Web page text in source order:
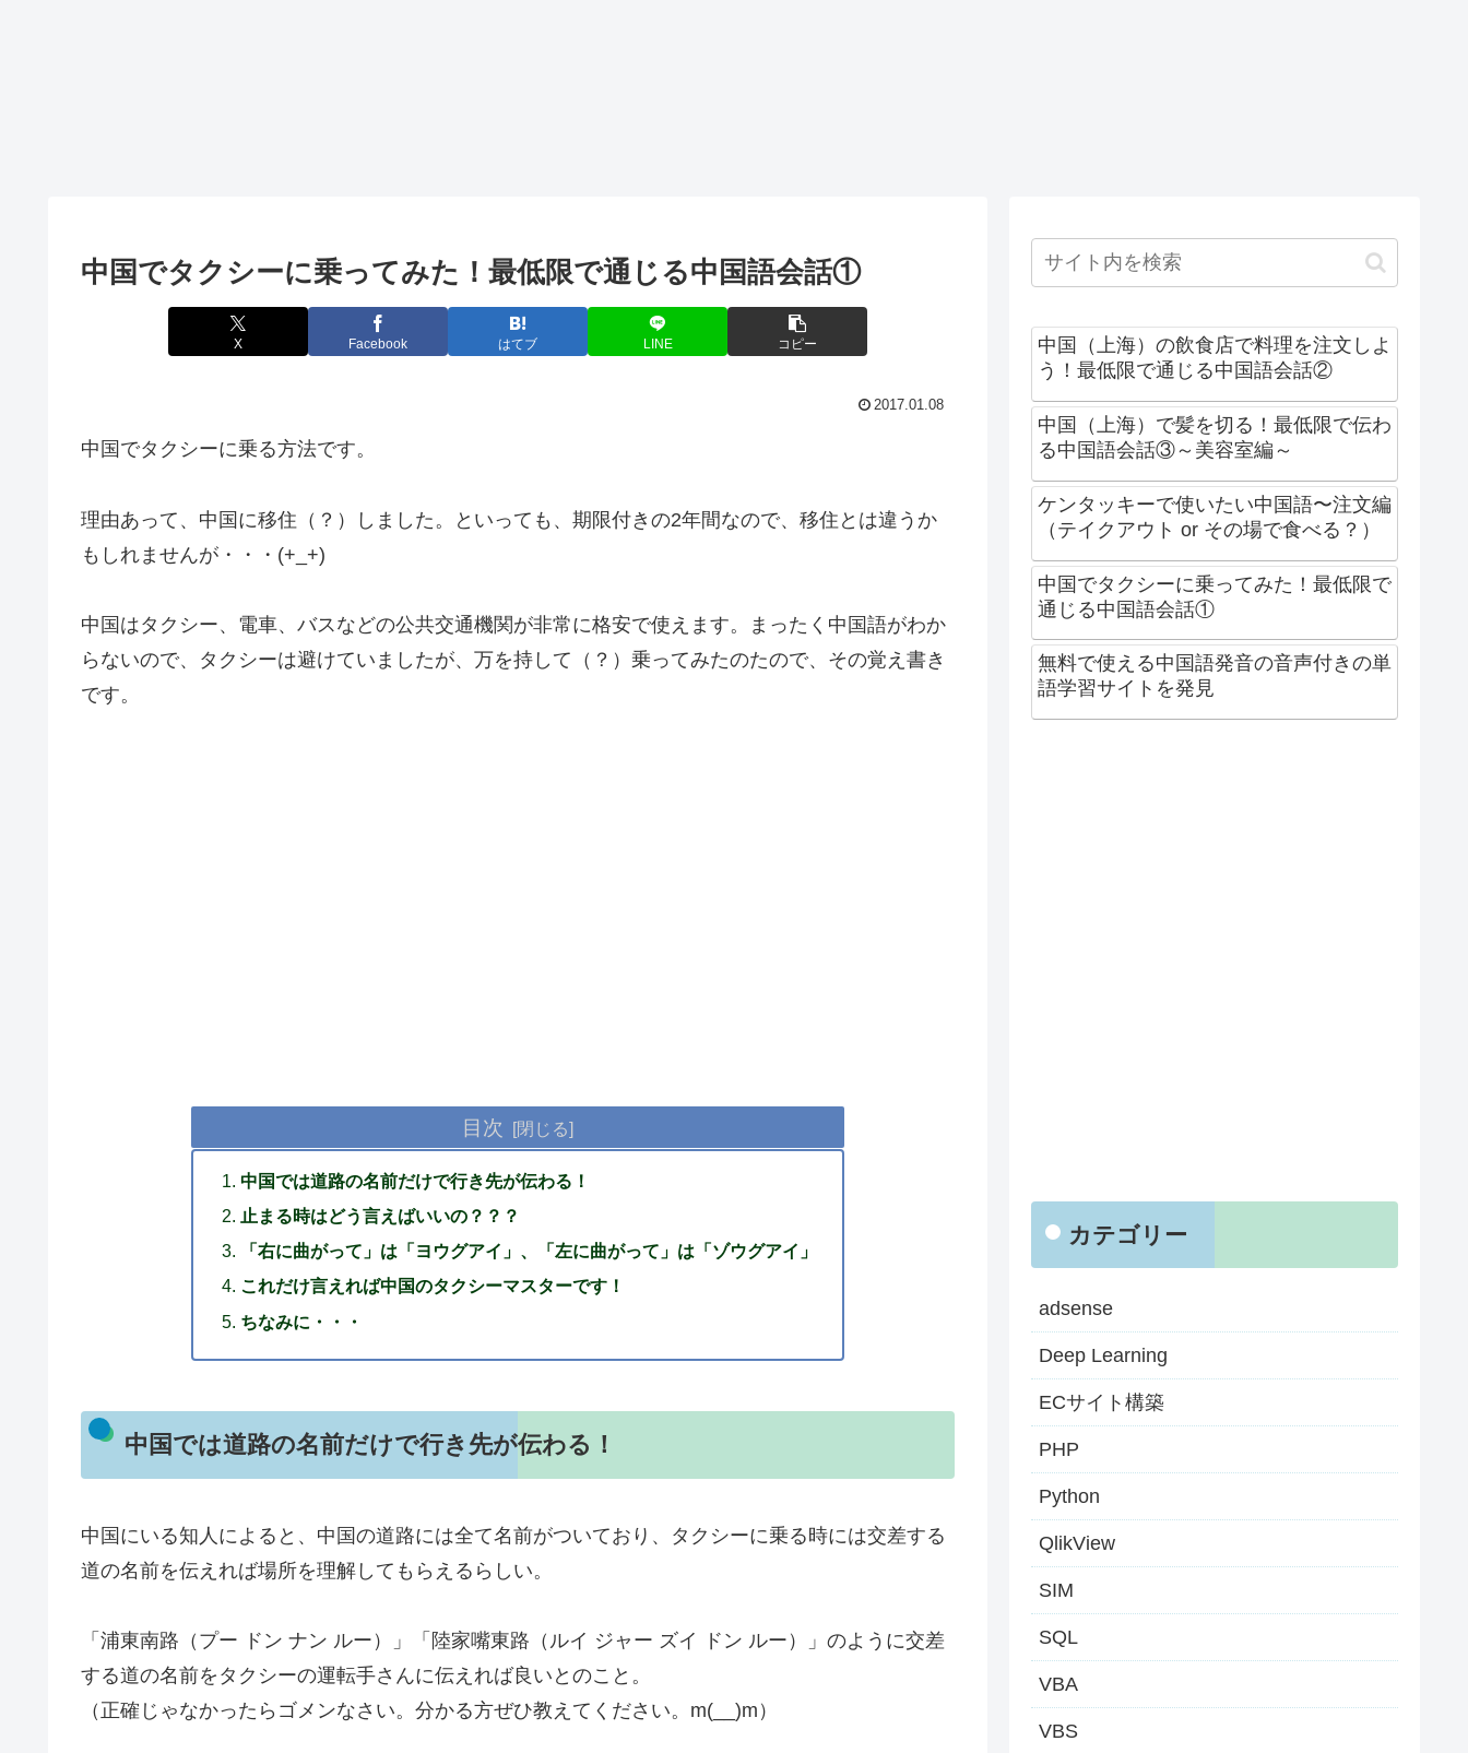
中国でタクシーに乗ってみた！最低限で通じる中国語会話①
X Facebook はてブ LINE コピー
2017.01.08
中国でタクシーに乗る方法です。
理由あって、中国に移住（？）しました。といっても、期限付きの2年間なので、移住とは違うか
もしれませんが・・・(+_+)
中国はタクシー、電車、バスなどの公共交通機関が非常に格安で使えます。まったく中国語がわか
らないので、タクシーは避けていましたが、万を持して（？）乗ってみたのたので、その覚え書き
です。
目次
中国では道路の名前だけで行き先が伝わる！
止まる時はどう言えばいいの？？？
「右に曲がって」は「ヨウグアイ」、「左に曲がって」は「ゾウグアイ」
これだけ言えれば中国のタクシーマスターです！
ちなみに・・・
中国では道路の名前だけで行き先が伝わる！
中国にいる知人によると、中国の道路には全て名前がついており、タクシーに乗る時には交差する
道の名前を伝えれば場所を理解してもらえるらしい。
「浦東南路（プー ドン ナン ルー）」「陸家嘴東路（ルイ ジャー ズイ ドン ルー）」のように交差
する道の名前をタクシーの運転手さんに伝えれば良いとのこと。
（正確じゃなかったらゴメンなさい。分かる方ぜひ教えてください。m(__)m）
中国（上海）の飲食店で料理を注文しよ
う！最低限で通じる中国語会話②
中国（上海）で髪を切る！最低限で伝わ
る中国語会話③～美容室編～
ケンタッキーで使いたい中国語〜注文編
（テイクアウト or その場で食べる？）
中国でタクシーに乗ってみた！最低限で
通じる中国語会話①
無料で使える中国語発音の音声付きの単
語学習サイトを発見
カテゴリー
adsense
Deep Learning
ECサイト構築
PHP
Python
QlikView
SIM
SQL
VBA
VBS